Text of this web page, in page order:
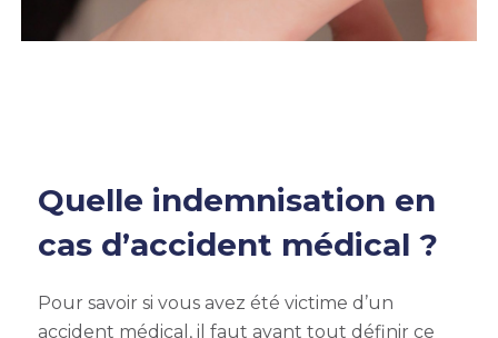
Quelle indemnisation en
cas d’accident médical ?
Pour savoir si vous avez été victime d’un
accident médical, il faut avant tout définir ce